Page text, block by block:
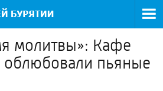
молитвы»: Кафе
облюбовали пьяные